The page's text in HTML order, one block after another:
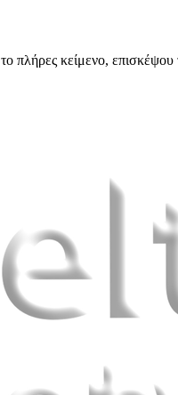
πλήρες κείμενο, επισκέψου